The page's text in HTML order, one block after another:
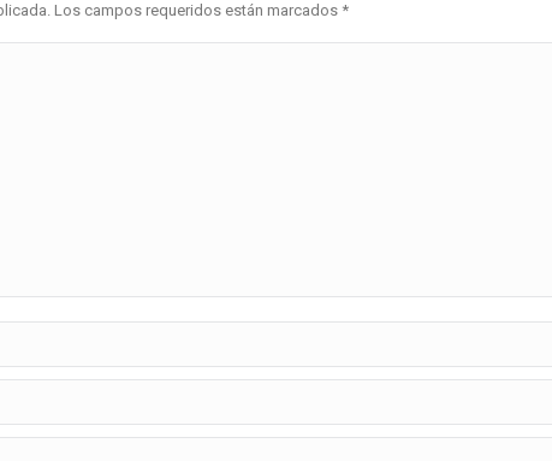
Los campos requeridos están marcados *